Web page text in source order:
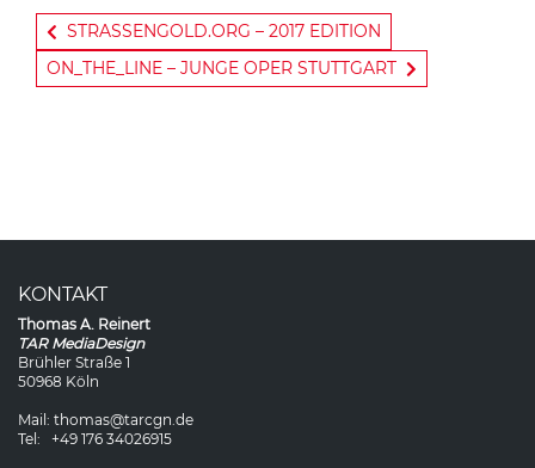
BEITRAGS-NAVIGATION
STRASSENGOLD.ORG – 2017 EDITION
ON_THE_LINE – JUNGE OPER STUTTGART
FUSSBEREICH
KONTAKT
Thomas A. Reinert
TAR MediaDesign
Brühler Straße 1
50968 Köln
Mail: thomas@tarcgn.de
Tel: +49 176 34026915